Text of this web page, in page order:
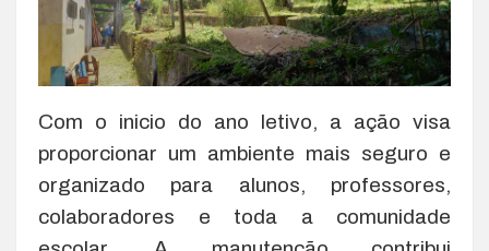
Com o inicio do ano letivo, a ação visa
proporcionar um ambiente mais seguro e
organizado para alunos, professores,
colaboradores e toda a comunidade